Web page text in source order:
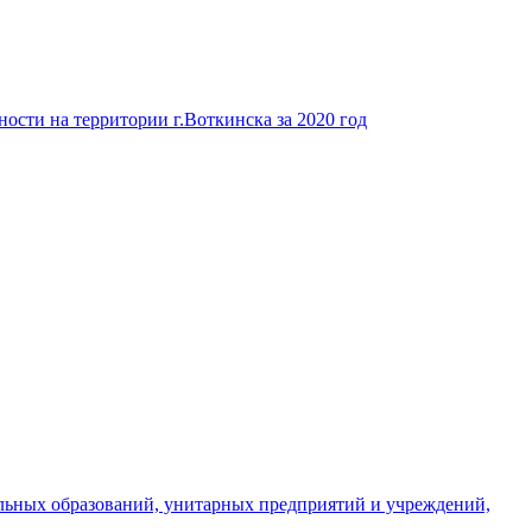
на территории г.Воткинска за 2020 год
образований, унитарных предприятий и учреждений,